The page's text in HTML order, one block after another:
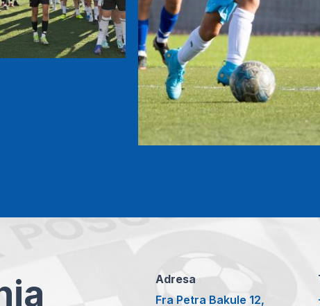
Adresa
Fra Petra Bakule 12,